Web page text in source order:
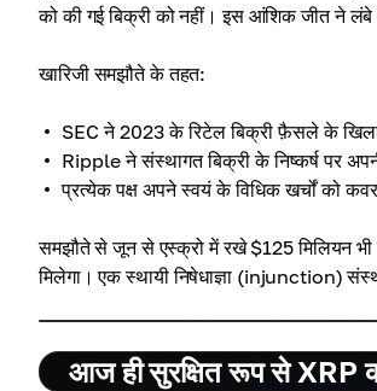
को की गई बिक्री को नहीं। इस आंशिक जीत ने लंबे
खारिजी समझौते के तहत:
SEC ने 2023 के रिटेल बिक्री फ़ैसले के
Ripple ने संस्थागत बिक्री के निष्कर्ष पर
प्रत्येक पक्ष अपने स्वयं के विधिक खर्चों को
समझौते से जून से एस्क्रो में रखे $125 मिलियन
मिलेगा। एक स्थायी निषेधाज्ञा (injunction)
आज ही सुरक्षित रूप से XRP